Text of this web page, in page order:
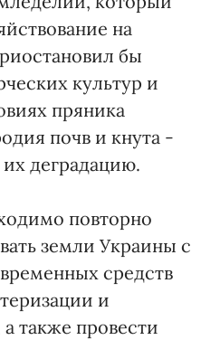
на
бы
культур и
пряника
почв и кнута -
их деградацию.
повторно
земли Украины с
средств
и
также провести